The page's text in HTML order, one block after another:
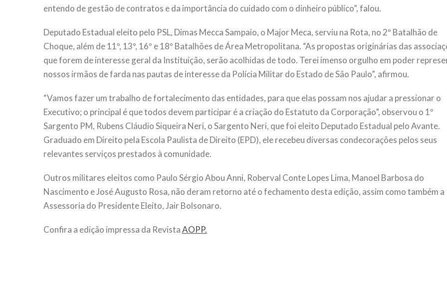
entendo de gestão de contratos e da importância do cuidado com o dinheiro público”, falou.
Deputado Estadual eleito pelo PSL, Dimas Mecca Sampaio, o Major Meca, serviu na Rota, no 2º Batalhão de
Choque, além de 11º, 13º, 16º e 18º Batalhões de Área Metropolitana. “As propostas originárias das
que forem de interesse geral da Instituição, serão acolhidas de todo. Terei imenso orgulho em poder
nossos irmãos de farda nas pautas de interesse da Polícia Militar do Estado de São Paulo”, afirmou.
“Vamos fazer um trabalho de fortalecimento das entidades, para que elas possam nos ajudar a pressionar o
Executivo; o principal é que todos devem participar é a criação do Estatuto da Corporação”, observou o 1º
Sargento PM, Rubens Cláudio Siqueira Neri, o Sargento Neri, que foi eleito Deputado Estadual pelo Avante.
Graduado em Direito pela Escola Paulista de Direito (EPD), ele recebeu diversas condecorações pelos seus
relevantes serviços prestados à comunidade.
Outros militares eleitos como Paulo Sérgio Abou Anni, Roberval Conte Lopes Lima, Manoel Barbosa do
Nascimento e José Augusto Rosa, não deram retorno até o fechamento desta edição, assim como também a
Assessoria do Presidente Eleito, Jair Bolsonaro.
Confira a edição impressa da RevistaAOPP.